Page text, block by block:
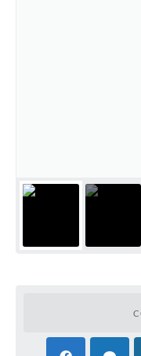
Plano Estratégico